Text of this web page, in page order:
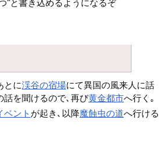
"と書き込めるようになるぞ
とに渓谷の宿場にて異国の風来人に話
話を聞けるので､再び黄金都市へ行く｡
ベント が起き､以降魔蝕虫の道へ行ける